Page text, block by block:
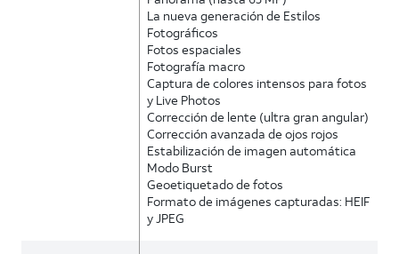
La nueva generación de Estilos
Fotográficos
Fotos espaciales
Fotografía macro
Captura de colores intensos para fotos
y Live Photos
Corrección de lente (ultra gran angular)
Corrección avanzada de ojos rojos
Estabilización de imagen automática
Modo Burst
Geoetiquetado de fotos
Formato de imágenes capturadas: HEIF
y JPEG